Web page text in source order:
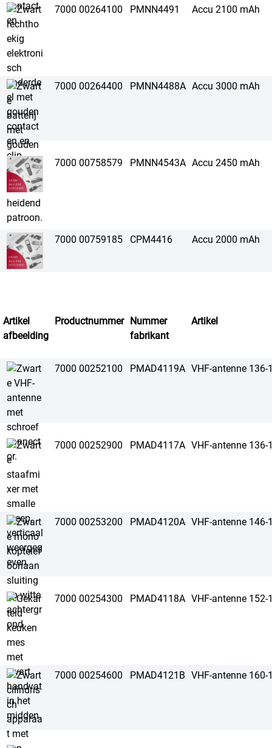
7000 00264100 PMNN4491 Accu 2100 mAh
7000 00264400 PMNN4488A Accu 3000 mAh
7000 00758579 PMNN4543A Accu 2450 mAh
7000 00759185 CPM4416 Accu 2000 mAh
Artikel
afbeelding
Productnummer Nummer
fabrikant
Artikel
7000 00252100 PMAD4119A VHF-antenne 136-
7000 00252900 PMAD4117A VHF-antenne 136-
7000 00253200 PMAD4120A VHF-antenne 146-
7000 00254300 PMAD4118A VHF-antenne 152-
7000 00254600 PMAD4121B VHF-antenne 160-